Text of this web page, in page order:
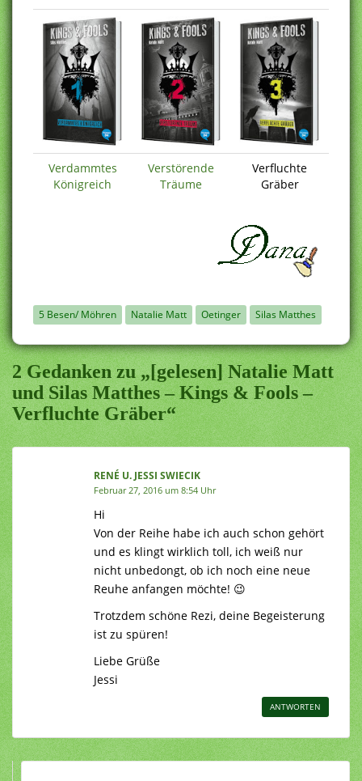
Verdammtes
Königreich
Verstörende
Träume
Verfluchte
Gräber
5 Besen/ Möhren Natalie Matt Oetinger Silas Matthes
2 Gedanken zu „[gelesen] Natalie Matt
und Silas Matthes – Kings & Fools –
Verfluchte Gräber“
RENÉ U. JESSI SWIECIK
Februar 27, 2016 um 8:54 Uhr
Hi
Von der Reihe habe ich auch schon gehört
und es klingt wirklich toll, ich weiß nur
nicht unbedongt, ob ich noch eine neue
Reuhe anfangen möchte! 😉
Trotzdem schöne Rezi, deine Begeisterung
ist zu spüren!
Liebe Grüße
Jessi
ANTWORTEN